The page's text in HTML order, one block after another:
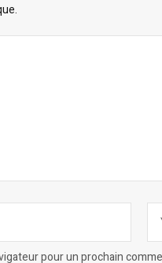
pour un prochain